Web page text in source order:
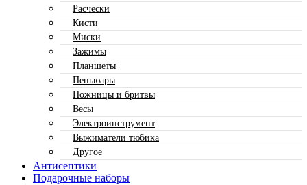
Расчески
Кисти
Миски
Зажимы
Планшеты
Пеньюары
Ножницы и бритвы
Весы
Электроинструмент
Выжиматели тюбика
Другое
Антисептики
Подарочные наборы